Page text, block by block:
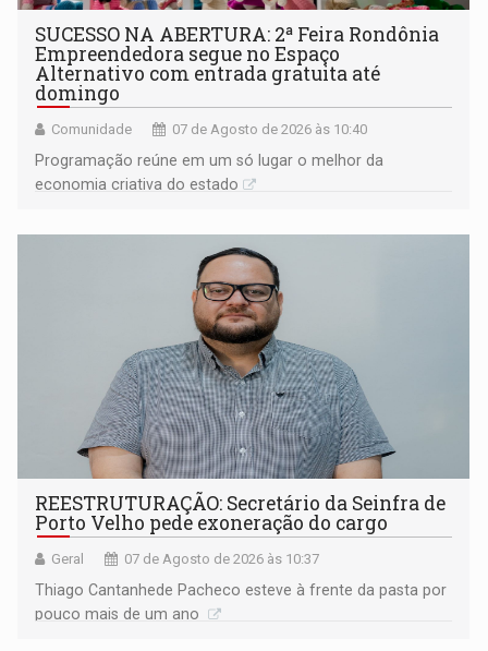
SUCESSO NA ABERTURA: 2ª Feira Rondônia
Empreendedora segue no Espaço
Alternativo com entrada gratuita até
domingo
Comunidade 07 de Agosto de 2026 às 10:40
Programação reúne em um só lugar o melhor da
economia criativa do estado
REESTRUTURAÇÃO: Secretário da Seinfra de
Porto Velho pede exoneração do cargo
Geral 07 de Agosto de 2026 às 10:37
Thiago Cantanhede Pacheco esteve à frente da pasta por
pouco mais de um ano